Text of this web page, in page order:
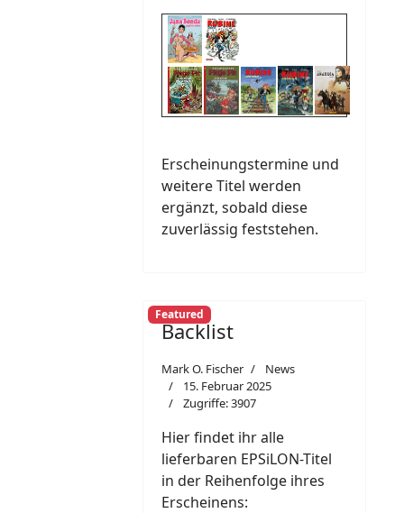
Erscheinungstermine und
weitere Titel werden
ergänzt, sobald diese
zuverlässig feststehen.
Featured
Backlist
Mark O. Fischer
News
15. Februar 2025
Zugriffe: 3907
Hier findet ihr alle
lieferbaren EPSiLON-Titel
in der Reihenfolge ihres
Erscheinens: